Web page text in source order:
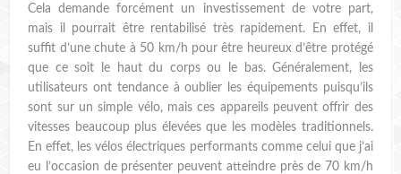
Cela demande forcément un investissement de votre part,
mais il pourrait être rentabilisé très rapidement. En effet, il
suffit d’une chute à 50 km/h pour être heureux d’être protégé
que ce soit le haut du corps ou le bas. Généralement, les
utilisateurs ont tendance à oublier les équipements puisqu’ils
sont sur un simple vélo, mais ces appareils peuvent offrir des
vitesses beaucoup plus élevées que les modèles traditionnels.
En effet, les vélos électriques performants comme celui que j’ai
eu l’occasion de présenter peuvent atteindre près de 70 km/h